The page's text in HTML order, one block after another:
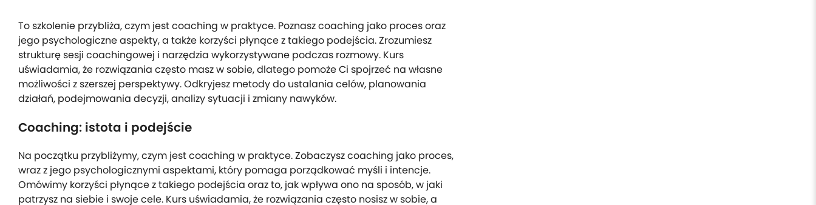
To szkolenie przybliża, czym jest coaching w praktyce. Poznasz coaching jako proces oraz
jego psychologiczne aspekty, a także korzyści płynące z takiego podejścia. Zrozumiesz
strukturę sesji coachingowej i narzędzia wykorzystywane podczas rozmowy. Kurs
uświadamia, że rozwiązania często masz w sobie, dlatego pomoże Ci spojrzeć na własne
możliwości z szerszej perspektywy. Odkryjesz metody do ustalania celów, planowania
działań, podejmowania decyzji, analizy sytuacji i zmiany nawyków.
Coaching: istota i podejście
Na początku przybliżymy, czym jest coaching w praktyce. Zobaczysz coaching jako proces,
wraz z jego psychologicznymi aspektami, który pomaga porządkować myśli i intencje.
Omówimy korzyści płynące z takiego podejścia oraz to, jak wpływa ono na sposób, w jaki
patrzysz na siebie i swoje cele. Kurs uświadamia, że rozwiązania często nosisz w sobie, a